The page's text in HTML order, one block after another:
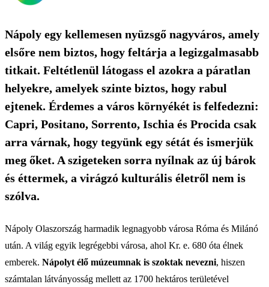
Nápoly egy kellemesen nyüzsgő nagyváros, amely
elsőre nem biztos, hogy feltárja a legizgalmasabb
titkait. Feltétlenül látogass el azokra a páratlan
helyekre, amelyek szinte biztos, hogy rabul
ejtenek. Érdemes a város környékét is felfedezni:
Capri, Positano, Sorrento, Ischia és Procida csak
arra várnak, hogy tegyünk egy sétát és ismerjük
meg őket. A szigeteken sorra nyílnak az új bárok
és éttermek, a virágzó kulturális életről nem is
szólva.
Nápoly Olaszország harmadik legnagyobb városa Róma és Milánó
után. A világ egyik legrégebbi városa, ahol Kr. e. 680 óta élnek
emberek. Nápolyt élő múzeumnak is szoktak nevezni, hiszen
számtalan látványosság mellett az 1700 hektáros területével